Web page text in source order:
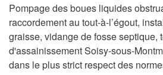
Pompage des boues liquides
raccordement au tout-à-l’égout,
graisse, vidange de fosse septique,
d'assainissement Soisy-sous-
dans le plus strict respect des